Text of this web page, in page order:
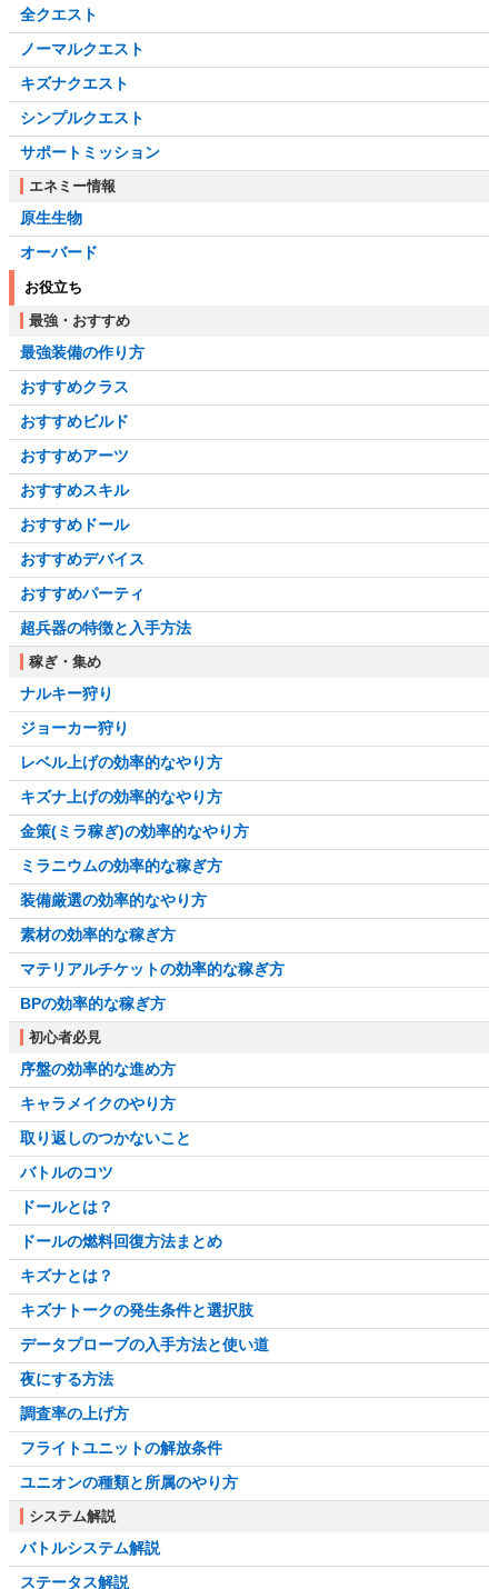
全クエスト
ノーマルクエスト
キズナクエスト
シンプルクエスト
サポートミッション
エネミー情報
原生生物
オーバード
お役立ち
最強・おすすめ
最強装備の作り方
おすすめクラス
おすすめビルド
おすすめアーツ
おすすめスキル
おすすめドール
おすすめデバイス
おすすめパーティ
超兵器の特徴と入手方法
稼ぎ・集め
ナルキー狩り
ジョーカー狩り
レベル上げの効率的なやり方
キズナ上げの効率的なやり方
金策(ミラ稼ぎ)の効率的なやり方
ミラニウムの効率的な稼ぎ方
装備厳選の効率的なやり方
素材の効率的な稼ぎ方
マテリアルチケットの効率的な稼ぎ方
BPの効率的な稼ぎ方
初心者必見
序盤の効率的な進め方
キャラメイクのやり方
取り返しのつかないこと
バトルのコツ
ドールとは？
ドールの燃料回復方法まとめ
キズナとは？
キズナトークの発生条件と選択肢
データプローブの入手方法と使い道
夜にする方法
調査率の上げ方
フライトユニットの解放条件
ユニオンの種類と所属のやり方
システム解説
バトルシステム解説
ステータス解説